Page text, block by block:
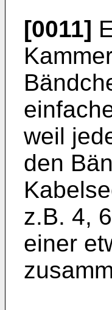
[0011]
weil
den
z.B. 4,
einer